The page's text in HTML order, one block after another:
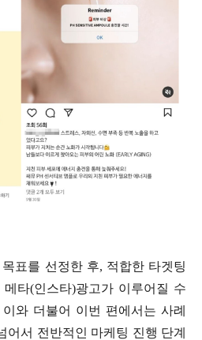
표를 선정한 후, 적합한 타겟팅
타(인스타)광고가 이루어질 수
와 더불어 이번 편에서는 사례
어서 전반적인 마케팅 진행 단계